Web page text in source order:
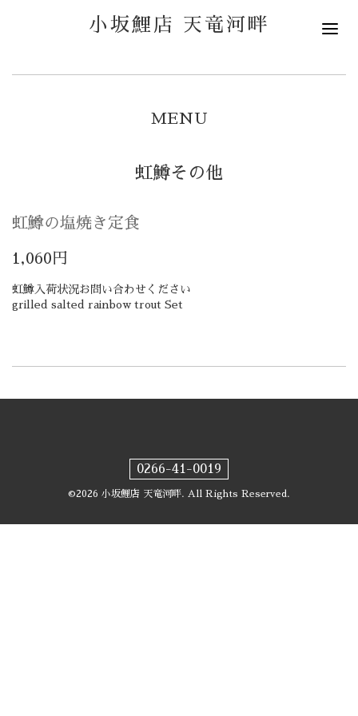
小坂鯉店 天竜河畔
MENU
虹鱒その他
虹鱒の塩焼き定食
1,060円
虹鱒入荷状況お問い合わせください
grilled salted rainbow trout Set
0266-41-0019
©2026 小坂鯉店 天竜河畔. All Rights Reserved.